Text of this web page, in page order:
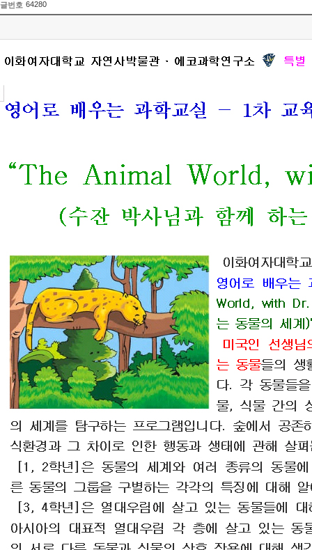
글번호 64280